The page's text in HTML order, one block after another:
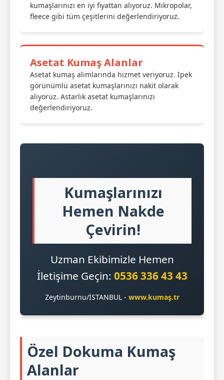
kumaşlarınızı en iyi fiyattan alıyoruz. Mikropolar,
fleece gibi tüm çeşitlerini değerlendiriyoruz.
Asetat Kumaş Alanlar
Asetat kumaş alımlarında hizmet veriyoruz. İpek
görünümlü asetat kumaşlarınızı nakit olarak
alıyoruz. Astarlık asetat kumaşlarınızı
değerlendiriyoruz.
Kumaşlarınızı
Hemen Nakde
Çevirin!
Uzman Ekibimizle Hemen
İletişime Geçin: 0536 336 43 43
Zeytinburnu/İSTANBUL - www.kumaş.tr
Özel Dokuma Kumaş
Alanlar